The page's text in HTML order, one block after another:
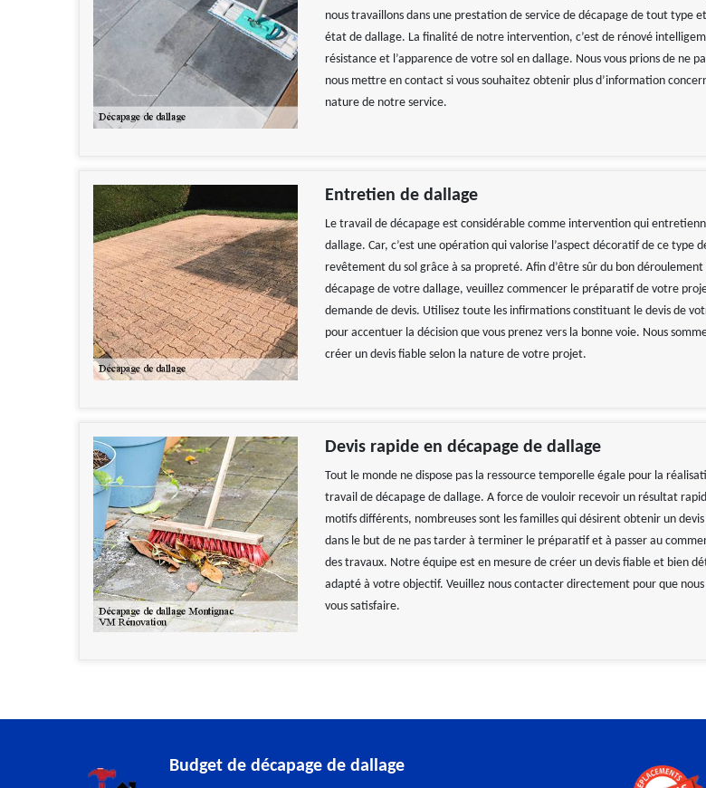
nous travaillons dans une prestation de service de décapage de tout type
état de dallage. La finalité de notre intervention, c’est de rénové
résistance et l’apparence de votre sol en dallage. Nous vous prions de ne
nous mettre en contact si vous souhaitez obtenir plus d’information
nature de notre service.
Entretien de dallage
Le travail de décapage est considérable comme intervention qui
dallage. Car, c’est une opération qui valorise l’aspect décoratif de ce type
revêtement du sol grâce à sa propreté. Afin d’être sûr du bon déroulement
décapage de votre dallage, veuillez commencer le préparatif de votre
demande de devis. Utilisez toute les infirmations constituant le devis de
pour accentuer la décision que vous prenez vers la bonne voie. Nous
créer un devis fiable selon la nature de votre projet.
Devis rapide en décapage de dallage
Tout le monde ne dispose pas la ressource temporelle égale pour la
travail de décapage de dallage. A force de vouloir recevoir un résultat
motifs différents, nombreuses sont les familles qui désirent obtenir un
dans le but de ne pas tarder à terminer le préparatif et à passer au
des travaux. Notre équipe est en mesure de créer un devis fiable et bien
adapté à votre objectif. Veuillez nous contacter directement pour que nous
vous satisfaire.
Budget de décapage de dallage